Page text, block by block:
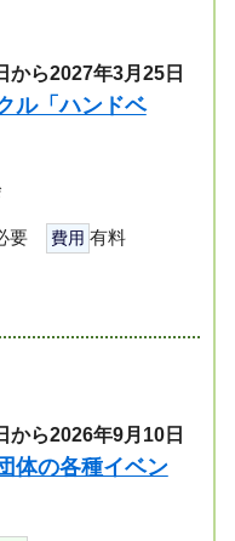
から2027年3月25日
ル「ハンドベ
要 費用 有料
から2026年9月10日
体の各種イベン